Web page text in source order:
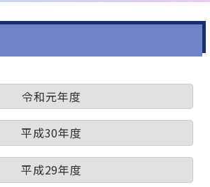
令和元年度
平成30年度
平成29年度